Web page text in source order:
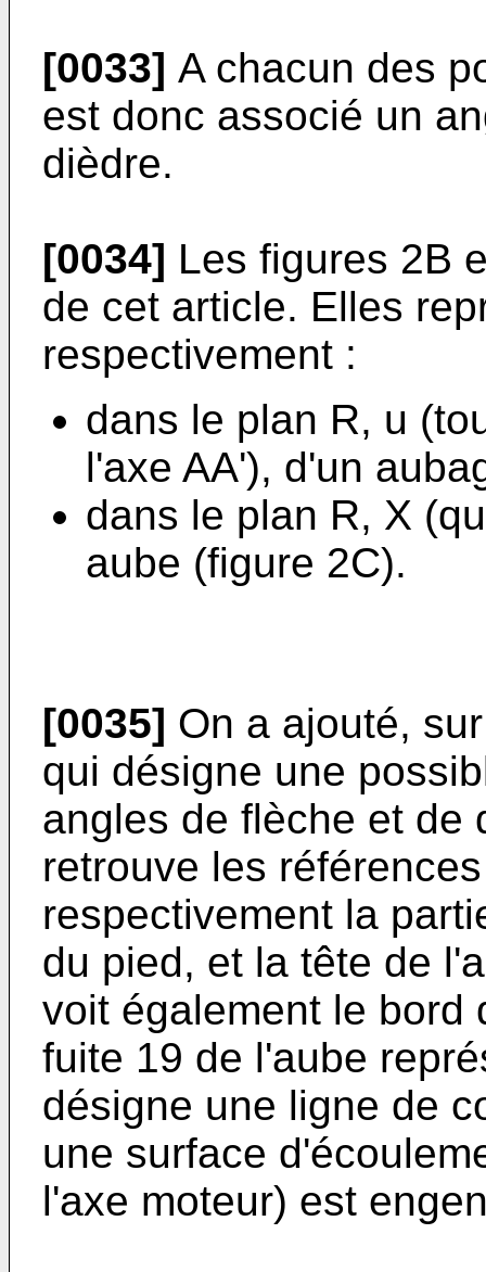
[0033] A chacun des
est donc associé un
dièdre.
[0034] Les figures 2B
de cet article. Elles
respectivement :
dans le plan R, u
l'axe AA'), d'un
dans le plan R, X
aube (figure 2C).
[0035] On a ajouté,
qui désigne une
angles de flèche et de
retrouve les
respectivement la
du pied, et la tête de
voit également le bord
fuite 19 de l'aube
désigne une ligne de
une surface
l'axe moteur) est